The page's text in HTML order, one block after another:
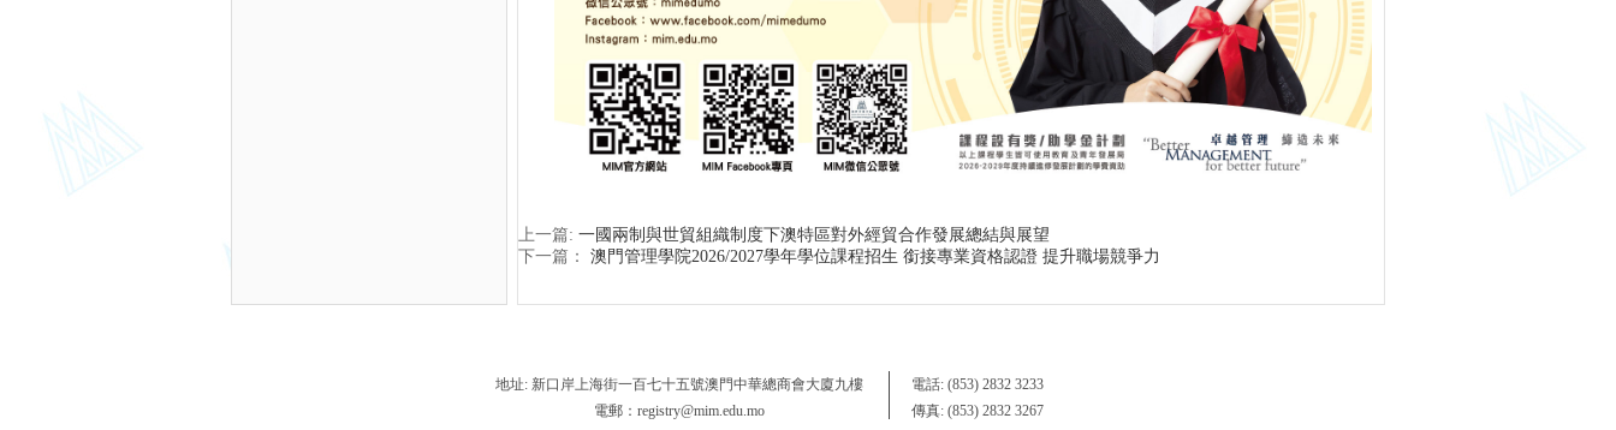
上一篇: 一國兩制與世貿組織制度下澳特區對外經貿合作發展總結與展望
下一篇： 澳門管理學院2026/2027學年學位課程招生 銜接專業資格認證 提升職場競爭力
地址: 新口岸上海街一百七十五號澳門中華總商會大廈九樓
電郵：registry@mim.edu.mo
電話: (853) 2832 3233
傳真: (853) 2832 3267